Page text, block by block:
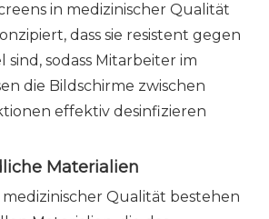
in medizinischer Qualität
dass sie resistent gegen
sodass Mitarbeiter im
die Bildschirme zwischen
effektiv desinfizieren
Materialien
medizinischer Qualität bestehen